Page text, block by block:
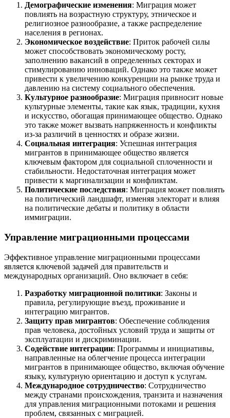
Демографические изменения: Миграция может
повлиять на возрастную структуру, этническое и
религиозное разнообразие, а также распределение
населения в регионах.
Экономическое воздействие: Приток рабочей силы
может способствовать экономическому росту,
заполнению вакансий в определенных секторах и
стимулированию инноваций. Однако это также может
привести к увеличению конкуренции на рынке труда и
давлению на систему социального обеспечения.
Культурное разнообразие: Миграция привносит новые
культурные элементы, такие как язык, традиции, кухня
и искусство, обогащая принимающее общество. Однако
это также может вызвать напряженность и конфликты
из-за различий в ценностях и образе жизни.
Социальная интеграция: Успешная интеграция
мигрантов в принимающее общество является
ключевым фактором для социальной сплоченности и
стабильности. Недостаточная интеграция может
привести к маргинализации и конфликтам.
Политические последствия: Миграция может повлиять
на политический ландшафт, изменяя электорат и влияя
на политические дебаты и политику в области
иммиграции.
Управление миграционными процессами
Эффективное управление миграционными процессами
является ключевой задачей для правительств и
международных организаций. Оно включает в себя:
Разработку миграционной политики: Законы и
правила, регулирующие въезд, проживание и
интеграцию мигрантов.
Защиту прав мигрантов: Обеспечение соблюдения
прав человека, достойных условий труда и защиты от
эксплуатации и дискриминации.
Содействие интеграции: Программы и инициативы,
направленные на облегчение процесса интеграции
мигрантов в принимающее общество, включая обучение
языку, культурную ориентацию и доступ к услугам.
Международное сотрудничество: Сотрудничество
между странами происхождения, транзита и назначения
для управления миграционными потоками и решения
проблем, связанных с миграцией.